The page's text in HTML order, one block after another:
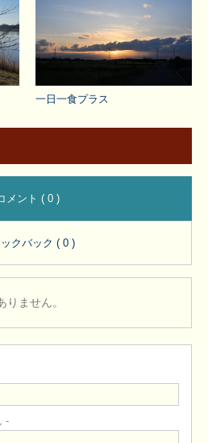
一日一食プラス
メント ( 0 )
ックバック ( 0 )
りません。
-